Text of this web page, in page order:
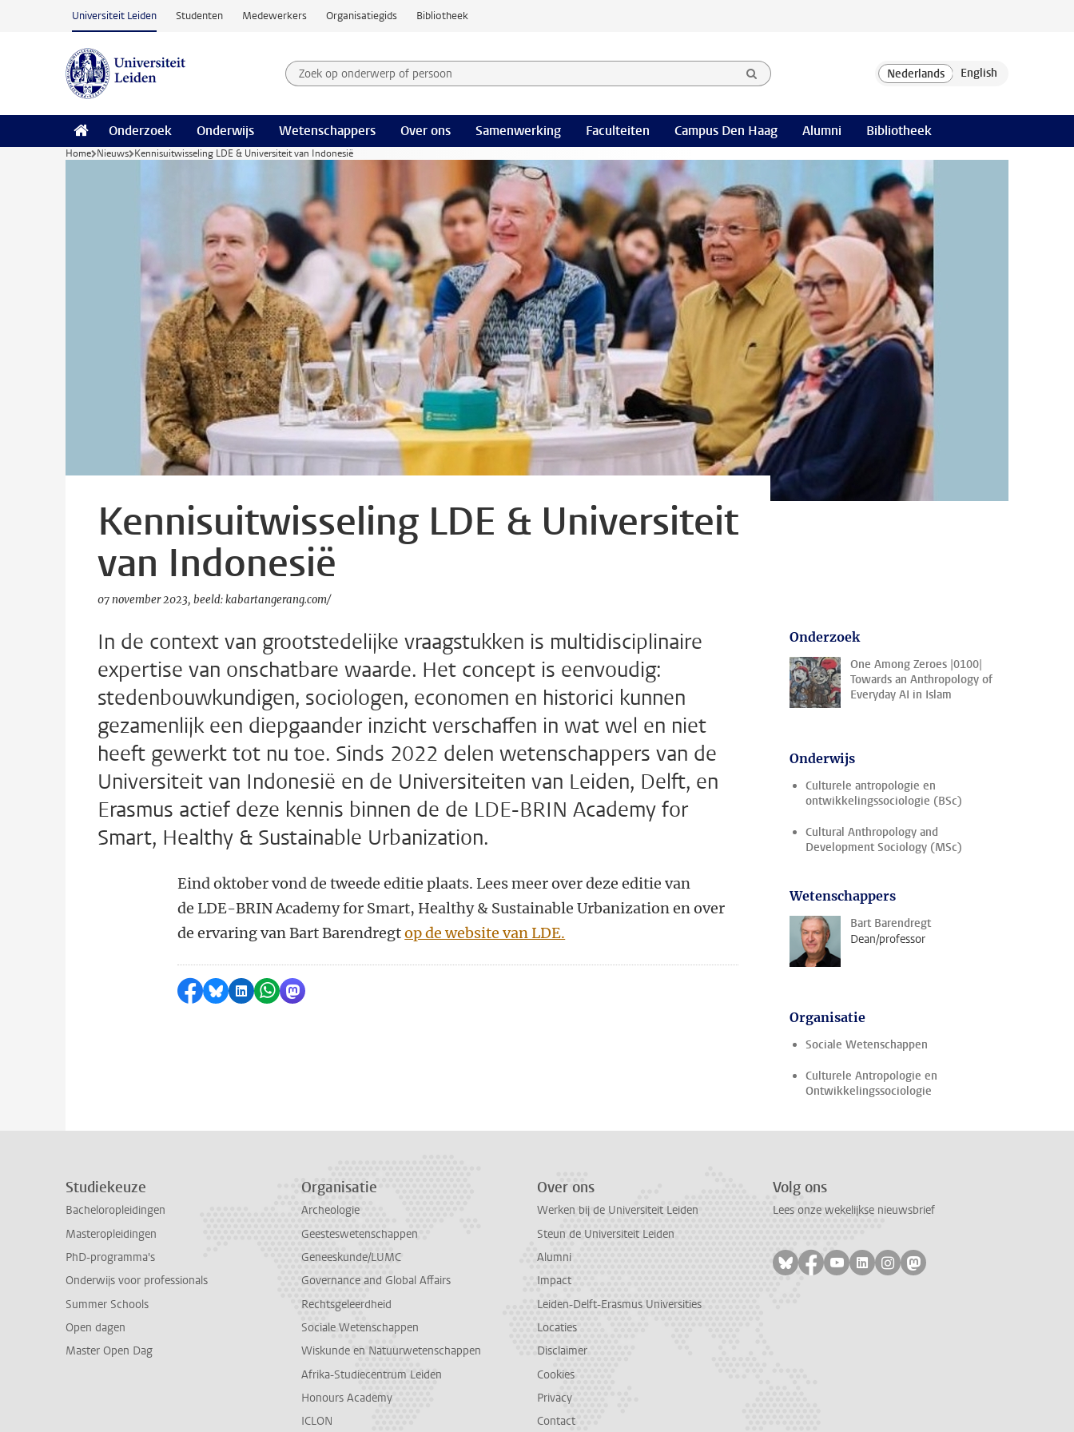
Ga naar hoofdinhoud
Universiteit Leiden Studenten Medewerkers Organisatiegids Bibliotheek
Zoek op onderwerp of persoon en selecteer categorie
Zoekterm
Onderzoek Onderwijs Wetenschappers Over ons Samenwerking Faculteiten Campus Den Haag Alumni Bibliotheek
Home Nieuws Kennisuitwisseling LDE & Universiteit van Indonesië
Kennisuitwisseling LDE & Universiteit
van Indonesië
07 november 2023 beeld: kabartangerang.com/
In de context van grootstedelijke vraagstukken is multidisciplinaire
expertise van onschatbare waarde. Het concept is eenvoudig:
stedenbouwkundigen, sociologen, economen en historici kunnen
gezamenlijk een diepgaander inzicht verschaffen in wat wel en niet
heeft gewerkt tot nu toe. Sinds 2022 delen wetenschappers van de
Universiteit van Indonesië en de Universiteiten van Leiden, Delft, en
Erasmus actief deze kennis binnen de de LDE-BRIN Academy for
Smart, Healthy & Sustainable Urbanization.
Eind oktober vond de tweede editie plaats. Lees meer over deze editie van
de LDE-BRIN Academy for Smart, Healthy & Sustainable Urbanization en over
de ervaring van Bart Barendregtop de website van LDE.
Delen op Facebook
Delen via Bluesky
Delen op LinkedIn
Delen via WhatsApp
Delen via Mastodon
Onderzoek
One Among Zeroes |0100|
Towards an Anthropology of
Everyday AI in Islam
Onderwijs
Culturele antropologie en
ontwikkelingssociologie (BSc)
Cultural Anthropology and
Development Sociology (MSc)
Wetenschappers
Bart Barendregt
Dean/professor
Organisatie
Sociale Wetenschappen
Culturele Antropologie en
Ontwikkelingssociologie
Studiekeuze
Bacheloropleidingen
Masteropleidingen
PhD-programma's
Onderwijs voor professionals
Summer Schools
Open dagen
Master Open Dag
Organisatie
Archeologie
Geesteswetenschappen
Geneeskunde/LUMC
Governance and Global Affairs
Rechtsgeleerdheid
Sociale Wetenschappen
Wiskunde en Natuurwetenschappen
Afrika-Studiecentrum Leiden
Honours Academy
ICLON
Over ons
Werken bij de Universiteit Leiden
Steun de Universiteit Leiden
Alumni
Impact
Leiden-Delft-Erasmus Universities
Locaties
Disclaimer
Cookies
Privacy
Contact
Volg ons
Lees onze wekelijkse nieuwsbrief
Volg ons op bluesky
Volg ons op facebook
Volg ons op youtube
Volg ons op linkedin
Volg ons op instagram
Volg ons op mastodon